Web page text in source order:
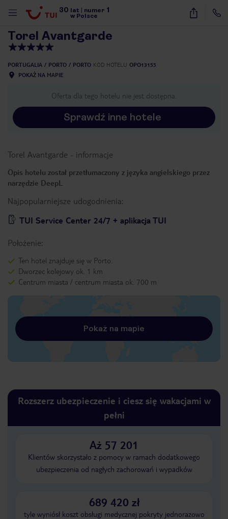
30 lat numer 1
w Polsce
40
Torel Avantgarde
PORTUGALIA PORTO PORTO KOD HOTELU OPO13155
POKAŻ NA MAPIE
Oferta dla tego hotelu nie jest dostępna.
Sprawdź inne hotele
Torel Avantgarde - informacje
Opis hotelu został przetłumaczony z języka angielskiego przez
narzędzie DeepL
Najpopularniejsze udogodnienia:
TUI Service Center 24/7 + aplikacja TUI
Położenie:
Ten hotel znajduje się w Porto.
Dworzec kolejowy ok. 1 km
Centrum miasta / centrum miasta ok. 700 m
Pokaż na mapie
Rozszerz ubezpieczenie i ciesz się wakacjami w
pełni
Aż 57 201
Klientów skorzystało z pomocy w ramach dodatkowego
ubezpieczenia od nagłych zachorowań i wypadków
689 420 zł
tyle wyniósł koszt obsługi medycznej pokryty jednorazowo